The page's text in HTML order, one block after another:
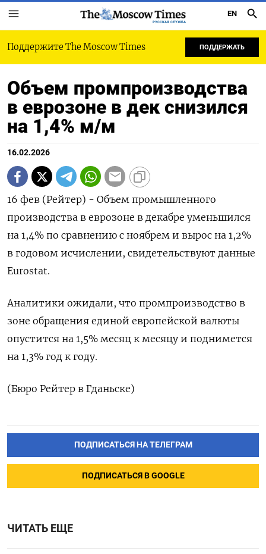
РУССКАЯ СЛУЖБА
EN
Поддержите The Moscow Times ПОДДЕРЖАТЬ
Объем промпроизводства
в еврозоне в дек снизился
на 1,4% м/м
16.02.2026
16 фев (Рейтер) - Объем промышленного
‌производства в еврозоне в декабре ​уменьшился ​
на ​1,⁠4% ‌по сравнению ‌с ноябрем и вырос на ​1,‌2%
в ​годовом исчислении, ‌свидетельствуют данные
Eurostat.
Аналитики ожидали, что ​промпроизводство ​в
‌зоне обращения единой ​европейской валюты
опустится на 1,5% месяц к месяцу ​и поднимется
⁠на 1,3% ‌год ‌к году.
(Бюро ​Рейтер в ‌Гданьске)
ПОДПИСАТЬСЯ НА ТЕЛЕГРАМ
ПОДПИСАТЬСЯ В GOOGLE
ЧИТАТЬ ЕЩЕ